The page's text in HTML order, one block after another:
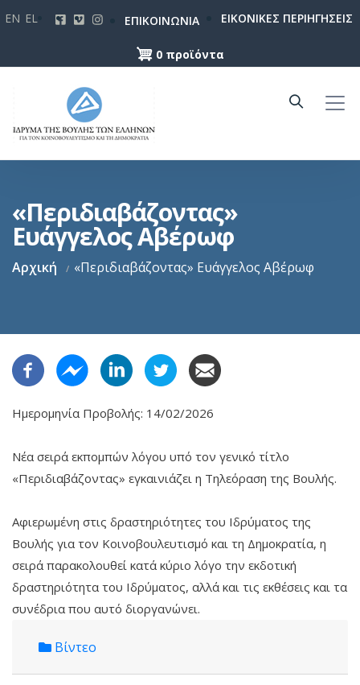
κυρίως
περιεχόμενο
EN EL ΕΠΙΚΟΙΝΩΝΙΑ ΕΙΚΟΝΙΚΕΣ ΠΕΡΙΗΓΗΣΕΙΣ
0 προϊόντα
«Περιδιαβάζοντας»
Ευάγγελος Αβέρωφ
Αρχική «Περιδιαβάζοντας» Ευάγγελος Αβέρωφ
Ημερομηνία Προβολής: 14/02/2026
Νέα σειρά εκπομπών λόγου υπό τον γενικό τίτλο
«Περιδιαβάζοντας» εγκαινιάζει η Τηλεόραση της Βουλής.
Αφιερωμένη στις δραστη­ριότητες του Ιδρύματος της
Βουλής για τον Κοινοβουλευτισμό και τη Δημοκρατία, η
σειρά πα­ρακολουθεί κατά κύριο λόγο την εκδοτική
δραστηριότητα του Ιδρύματος, αλλά και τις εκθέσεις και τα
συνέδρια που αυτό διοργανώνει.
Βίντεο